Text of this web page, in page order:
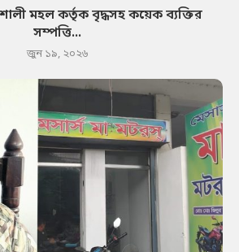
মহল কর্তৃক বৃদ্ধসহ কয়েক ব্যক্তির
সম্পত্তি...
জুন ১৯, ২০২৬